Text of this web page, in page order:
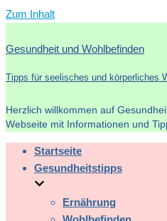
Zum Inhalt
Gesundheit und Wohlbefinden
Tipps für seelisches und körperliches
Herzlich willkommen auf
Webseite mit Informationen und
Startseite
Gesundheitstipps
Ernährung